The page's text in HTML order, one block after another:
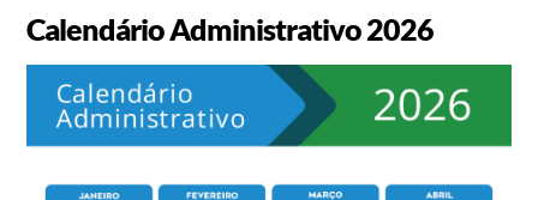
Calendário Administrativo 2026